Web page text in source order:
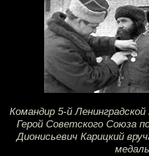
Командир 5-й
Герой Советского Союза
Дионисьевич Карицкий